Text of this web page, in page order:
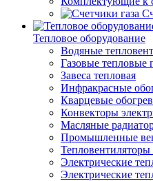
Тепловое оборудование
Водяные
Газовые тепловые
Завеса тепловая
Инфракрасные
Кварцевые
Конвекторы
Масляные
Промышленные
Тепловентиляторы
Электрические
Электрические